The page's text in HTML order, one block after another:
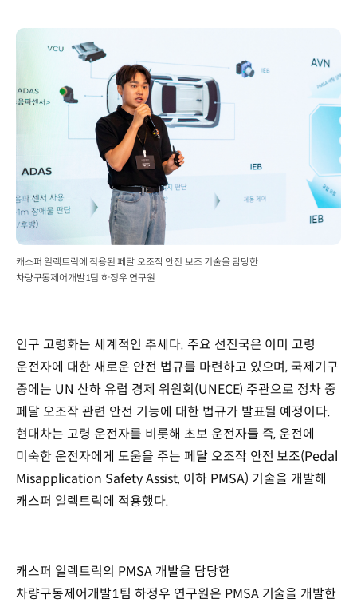
캐스퍼 일렉트릭에 적용된 페달 오조작 안전 보조 기술을 담당한
차량구동제어개발1팀 하정우 연구원
인구 고령화는 세계적인 추세다. 주요 선진국은 이미 고령
운전자에 대한 새로운 안전 법규를 마련하고 있으며, 국제기구
중에는 UN 산하 유럽 경제 위원회(UNECE) 주관으로 정차 중
페달 오조작 관련 안전 기능에 대한 법규가 발표될 예정이다.
현대차는 고령 운전자를 비롯해 초보 운전자들 즉, 운전에
미숙한 운전자에게 도움을 주는 페달 오조작 안전 보조(Pedal
Misapplication Safety Assist, 이하 PMSA) 기술을 개발해
캐스퍼 일렉트릭에 적용했다.
캐스퍼 일렉트릭의 PMSA 개발을 담당한
차량구동제어개발1팀 하정우 연구원은 PMSA 기술을 개발한